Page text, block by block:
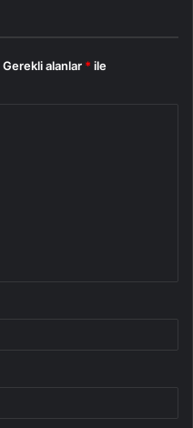
Gerekli alanlar * ile